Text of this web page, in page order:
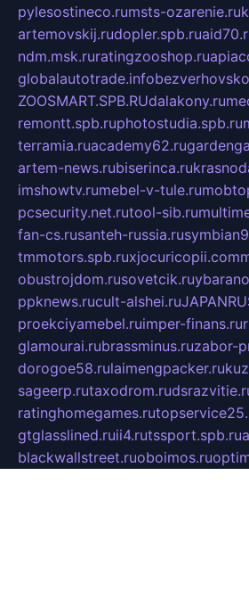
pylesostineco.rumsts-ozarenie.ru
artemovskij.rudopler.spb.ru
ndm.msk.ruratingzooshop.ru
globalautotrade.info
ZOOSMART.SPB.RUdalakony.ru
remontt.spb.ruphotostudia.spb.ru
terramia.ruacademy62.ru
artem-news.rubiserinca.ru
imshowtv.rumebel-v-tule.ru
pcsecurity.net.rutool-sib.ru
fan-cs.rusanteh-russia.ru
tmmotors.spb.ruxjocuricopii.com
obustrojdom.rusovetcik.ru
ppknews.rucult-alshei.ru
proekciyamebel.ruimper-finans.ru
glamourai.rubrassminus.ruzabor-
dorogoe58.rulaimengpacker.ru
sageerp.rutaxodrom.ru
ratinghomegames.ru
gtglasslined.ruii4.rutssport.spb.ru
blackwallstreet.ruoboimos.ru